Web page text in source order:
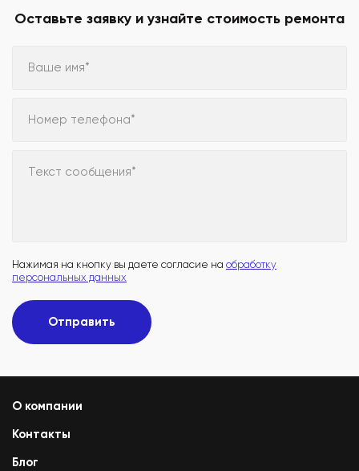
Оставьте заявку и узнайте стоимость ремонта
Ваше имя*
Номер телефона*
Текст сообщения*
Нажимая на кнопку вы даете согласие на обработку
персональных данных
Отправить
О компании
Контакты
Блог